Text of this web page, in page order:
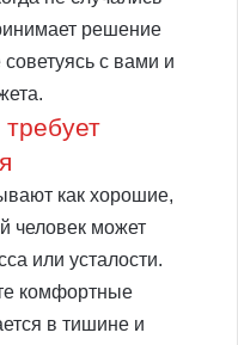
решение
с вами и
как хорошие,
человек может
или усталости.
комфортные
в тишине и